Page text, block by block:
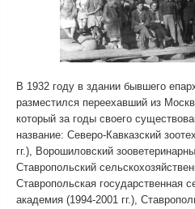
В 1932 году в здании бывшего
разместился переехавший из
который за годы своего
название: Северо-Кавказский
гг.), Ворошиловский
Ставропольский
Ставропольская государственная
академия (1994-2001 гг.),